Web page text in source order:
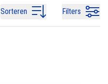
Sorteren Filters